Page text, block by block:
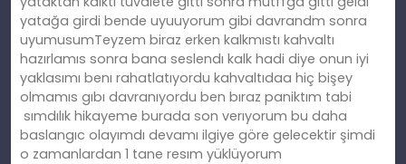
yatağa girdi bende uyuuyorum gibi davrandm sonra
uyumusumTeyzem biraz erken kalkmıstı kahvaltı
hazırlamıs sonra bana seslendı kalk hadi diye onun iyi
yaklasımı benı rahatlatıyordu kahvaltıdaa hiç bişey
olmamıs gıbı davranıyordu ben bıraz paniktım tabi
sımdılık hikayeme burada son verıyorum bu daha
baslangıc olayımdı devamı ilgiye göre gelecektir şimdi
o zamanlardan 1 tane resım yüklüyorum